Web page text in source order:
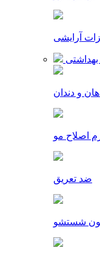
آرایشی
بهداشتی
و دندان
اصلاح مو
ضد تعریق
شستشو